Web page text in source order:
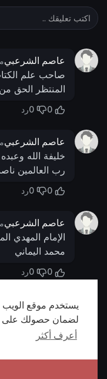
يستخدم موقع الويب
لضمان حصولك على
أعرف أكثر
عاصم الشرعبي
صاحب علم
المنتظر الحق
0
0رد
عاصم الشرعبي
خليفة الله
رب العالمين
0
0رد
عاصم الشرعبي
الإمام المهدي
محمد اليماني
0
0رد